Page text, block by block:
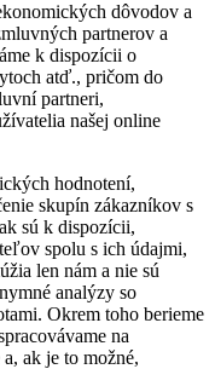
dôvodov a
partnerov a
k dispozícii o
atď., pričom do
partneri,
našej online
hodnotení,
skupín zákazníkov s
sú k dispozícii,
spolu s ich údajmi,
len nám a nie sú
analýzy so
Okrem toho berieme
na
ak je to možné,